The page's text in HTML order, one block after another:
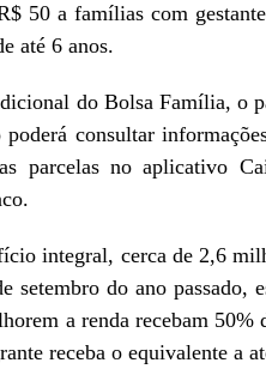
50 a famílias com
até 6 anos.
do Bolsa Família, o
consultar
parcelas no aplicativo
integral, cerca de 2,6
setembro do ano passado,
a renda recebam
receba o equivalente a